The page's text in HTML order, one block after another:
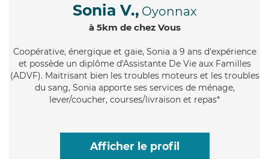
Sonia V., Oyonnax
à 5km de chez Vous
Coopérative, énergique et gaie, Sonia a 9 ans d'expérience
et possède un diplôme d'Assistante De Vie aux Familles
(ADVF). Maitrisant bien les troubles moteurs et les troubles
du sang, Sonia apporte ses services de ménage,
lever/coucher, courses/livraison et repas*
Afficher le profil